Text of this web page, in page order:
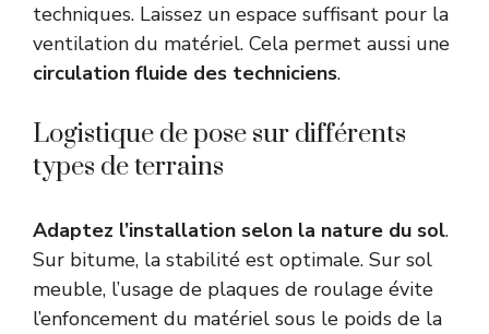
techniques. Laissez un espace suffisant pour la
ventilation du matériel. Cela permet aussi une
circulation fluide des techniciens.
Logistique de pose sur différents
types de terrains
Adaptez l’installation selon la nature du sol.
Sur bitume, la stabilité est optimale. Sur sol
meuble, l’usage de plaques de roulage évite
l’enfoncement du matériel sous le poids de la